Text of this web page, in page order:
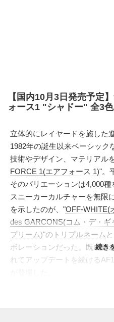
【国内10月3日発売予定
ォース1 "シャドー" 全3色
立体的にレイヤードを施した
1982年の誕生以来ベーシック
技術やデザイン、マテリアル
FORCE 1(エアフォース 1)"。
そのバリエーションは4,000種
スニーカーカルチャーを無限
を示したのが、"OFF-WHITE(
des GARCONS(コム・デ・ギ
プリーム)"の トリプルネーム
ボレーションだった。既成概
れてアップデートを続ける
続き